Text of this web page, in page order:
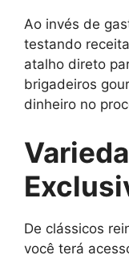
Ao invés de
testando
atalho direto
brigadeiros
dinheiro no
De clássicos
você terá